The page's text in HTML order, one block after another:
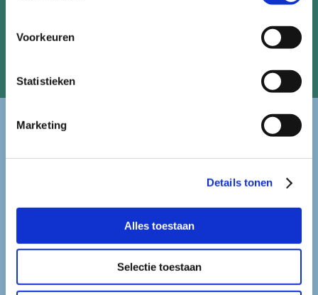
Voorkeuren
Statistieken
Marketing
Details tonen
Alles toestaan
Selectie toestaan
snel naar ...